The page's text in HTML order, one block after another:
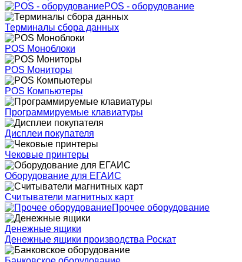
POS - оборудование
Терминалы сбора данных
POS Моноблоки
POS Мониторы
POS Компьютеры
Программируемые клавиатуры
Дисплеи покупателя
Чековые принтеры
Оборудование для ЕГАИС
Считыватели магнитных карт
Прочее оборудование
Денежные ящики
Денежные ящики производства Роскат